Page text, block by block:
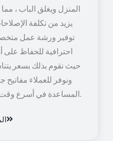
المنزل ويغلق الباب ،
يزيد من تكلفة
توفير ورشة عمل
احترافية للحفاظ على
حيث نقوم بذلك بسعر
ونوفر للعملاء مفاتيح
المساعدة في أسرع وقت ممكن من قبل الفنيين لدينا.